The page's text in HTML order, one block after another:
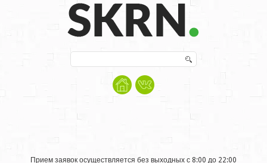
Прием заявок осуществляется без выходных с 8:00 до 22:00